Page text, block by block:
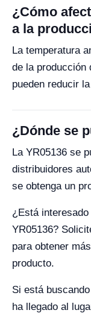
¿Cómo
a la
La temperatura
de la producción
pueden reducir
¿Dónde se
La YR05136 se
distribuidores
se obtenga un
¿Está
YR05136?
para obtener
producto.
Si está
ha llegado al